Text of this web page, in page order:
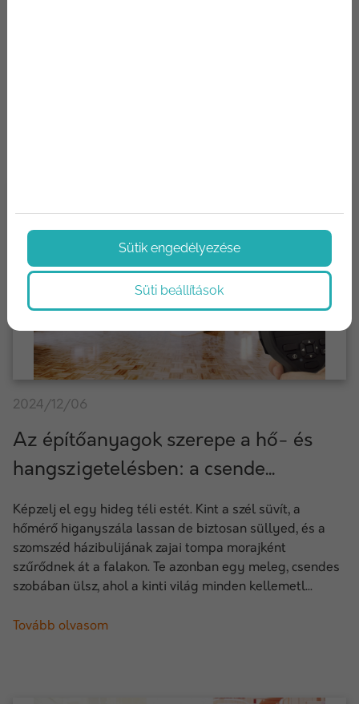
2024/12/06
Az építőanyagok szerepe a hő- és
hangszigetelésben: a csende...
Képzelj el egy hideg téli estét. Kint a szél süvít, a
hőmérő higanyszála lassan de biztosan süllyed, és a
szomszéd házibulijának zajai tompa morajként
szűrődnek át a falakon. Te azonban egy meleg, csendes
szobában ülsz, ahol a kinti világ minden kellemetl...
Tovább olvasom
Sütik engedélyezése
Süti beállítások